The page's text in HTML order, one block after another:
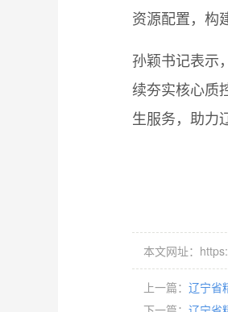
资源配置，构
孙颖书记表示
续夯实核心质
生服务，助力
本文网址：
上一篇： 辽宁省